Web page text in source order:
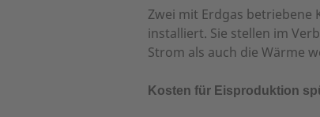
Zwei mit Erdgas betriebene
installiert. Sie stellen im
Strom als auch die Wärme
Kosten für Eisproduktion